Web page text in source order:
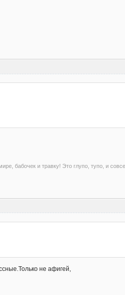
бабочек и травку! Это глупо, тупо, и
не афигей,